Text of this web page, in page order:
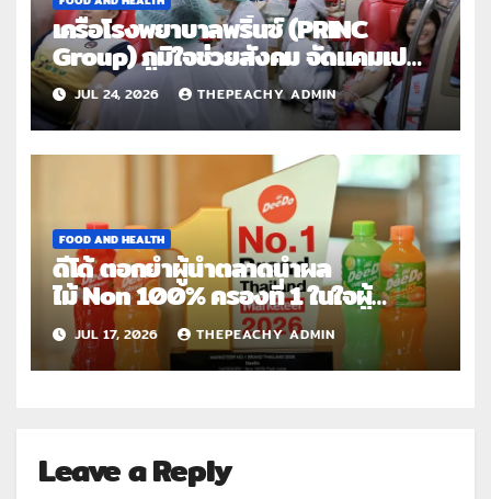
เครือโรงพยาบาลพริ้นซ์ (PRINC
Group) ภูมิใจช่วยสังคม จัดแคมเปญ
ใหญ่ระดับประเทศ “PRINC ผสาน : สาน
ต่อการให้ไม่สิ้นสุด”
JUL 24, 2026 THEPEACHY ADMIN
FOOD AND HEALTH
ดีโด้ ตอกย้ำผู้นำตลาดน้ำผล
ไม้ Non 100% ครองที่ 1 ในใจผู้
บริโภค 8 ปีซ้อน คว้า
รางวัล Marketeer No.1 Brand
Thailand 2025-2026
JUL 17, 2026 THEPEACHY ADMIN
Leave a Reply